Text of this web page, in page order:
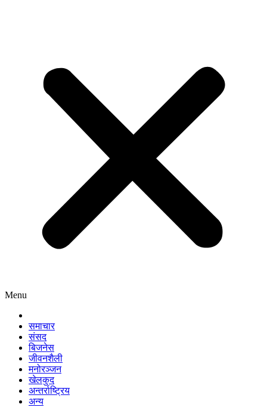
Menu
समाचार
संसद
बिजनेस
जीवनशैली
मनोरञ्जन
खेलकुद
अन्तर्राष्ट्रिय
अन्य